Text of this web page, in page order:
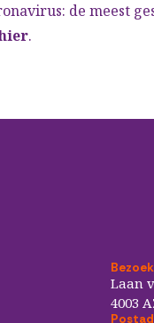
de meest
.
Laan
4003